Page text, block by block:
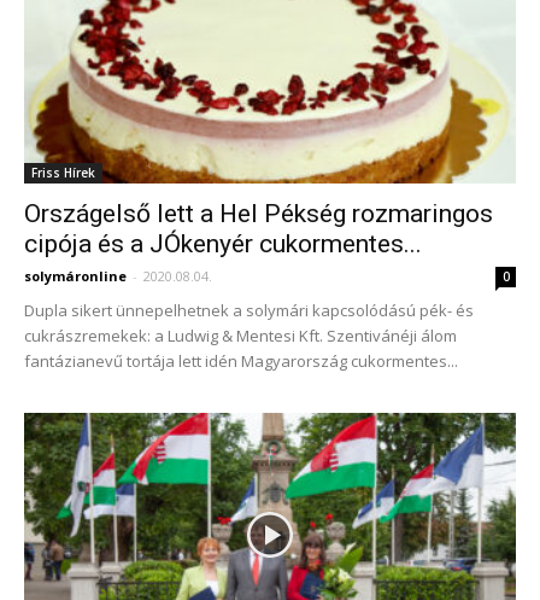
Friss Hírek
Országelső lett a Hel Pékség rozmaringos
cipója és a JÓkenyér cukormentes...
solymáronline - 2020.08.04. 0
Dupla sikert ünnepelhetnek a solymári kapcsolódású pék- és
cukrászremekek: a Ludwig & Mentesi Kft. Szentivánéji álom
fantázianevű tortája lett idén Magyarország cukormentes...